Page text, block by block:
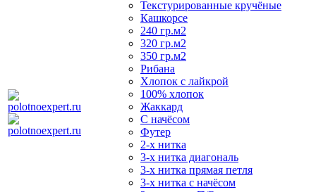
Текстурированные кручёные
Кашкорсе
240 гр.м2
320 гр.м2
350 гр.м2
Рибана
Хлопок с лайкрой
100% хлопок
Жаккард
С начёсом
Футер
2-х нитка
3-х нитка диагональ
3-х нитка прямая петля
3-х нитка с начёсом